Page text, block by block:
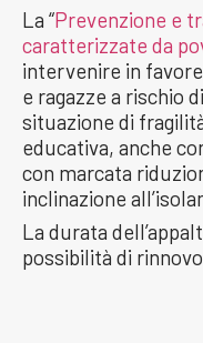
La “Prevenzione e
caratterizzate da
intervenire in
e ragazze a rischio
situazione di
educativa, anche
con marcata
inclinazione
La durata
possibilità di